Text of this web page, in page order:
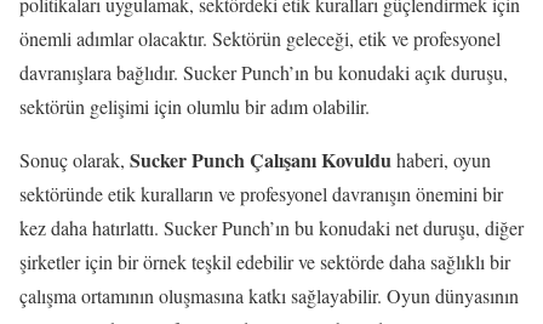
önemli adımlar olacaktır. Sektörün geleceği, etik ve profesyonel
davranışlara bağlıdır. Sucker Punch’ın bu konudaki açık duruşu,
sektörün gelişimi için olumlu bir adım olabilir.
Sonuç olarak, Sucker Punch Çalışanı Kovulduhaberi, oyun
sektöründe etik kuralların ve profesyonel davranışın önemini bir
kez daha hatırlattı. Sucker Punch’ın bu konudaki net duruşu, diğer
şirketler için bir örnek teşkil edebilir ve sektörde daha sağlıklı bir
çalışma ortamının oluşmasına katkı sağlayabilir. Oyun dünyasının